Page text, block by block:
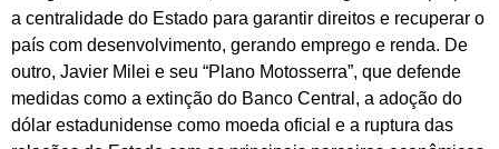
a centralidade do Estado para garantir direitos e recuperar o
país com desenvolvimento, gerando emprego e renda. De
outro, Javier Milei e seu “Plano Motosserra”, que defende
medidas como a extinção do Banco Central, a adoção do
dólar estadunidense como moeda oficial e a ruptura das